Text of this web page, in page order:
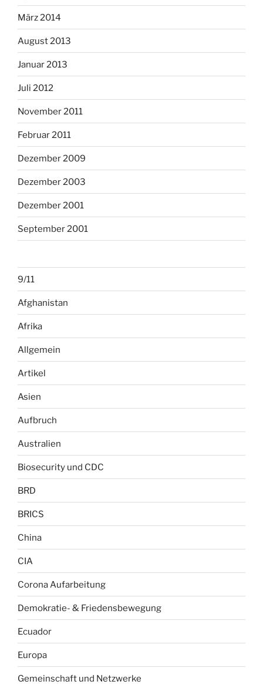
März 2014
August 2013
Januar 2013
Juli 2012
November 2011
Februar 2011
Dezember 2009
Dezember 2003
Dezember 2001
September 2001
9/11
Afghanistan
Afrika
Allgemein
Artikel
Asien
Aufbruch
Australien
Biosecurity und CDC
BRD
BRICS
China
CIA
Corona Aufarbeitung
Demokratie- & Friedensbewegung
Ecuador
Europa
Gemeinschaft und Netzwerke